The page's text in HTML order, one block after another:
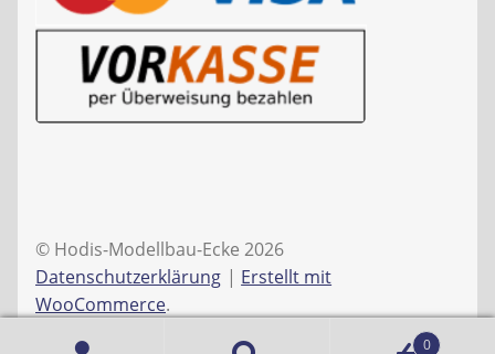
© Hodis-Modellbau-Ecke 2026
Datenschutzerklärung
Erstellt mit
WooCommerce.
0